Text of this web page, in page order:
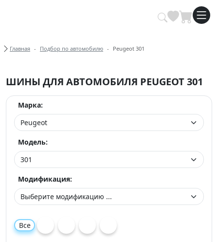
Купить автомобильные шины
Хлебные крошки
Главная Подбор по автомобилю Peugeot 301
ШИНЫ ДЛЯ АВТОМОБИЛЯ PEUGEOT 301
Марка:
Модель:
Модификация:
Все